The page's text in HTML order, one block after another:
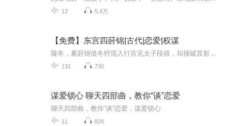
12 5.4万
【免费】东宫四莳锦|古代|恋爱|权谋
131 730
谋爱锁心 聊天四部曲，教你“谈”恋爱
聊天四部曲，教你“谈”恋爱，谋爱锁心
11 828